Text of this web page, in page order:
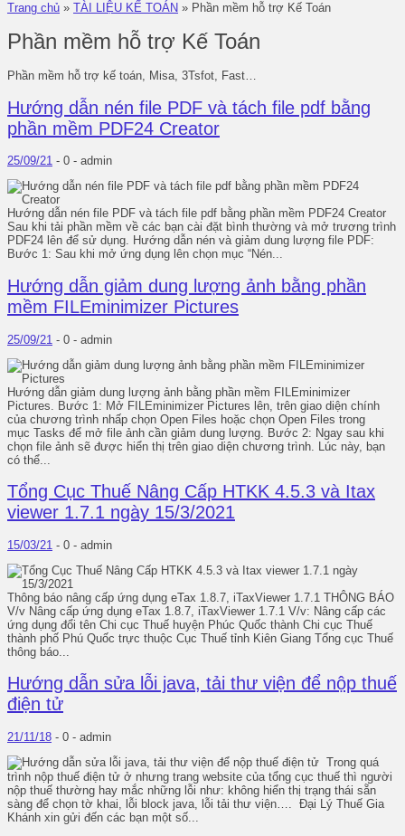
Trang chủ » TÀI LIỆU KẾ TOÁN » Phần mềm hỗ trợ Kế Toán
Phần mềm hỗ trợ Kế Toán
Phần mềm hỗ trợ kế toán, Misa, 3Tsfot, Fast…
Hướng dẫn nén file PDF và tách file pdf bằng
phần mềm PDF24 Creator
25/09/21 - 0 - admin
Hướng dẫn nén file PDF và tách file pdf bằng phần mềm PDF24 Creator
Sau khi tải phần mềm về các bạn cài đặt bình thường và mở trương trình
PDF24 lên để sử dụng. Hướng dẫn nén và giảm dung lượng file PDF:
Bước 1: Sau khi mở ứng dụng lên chọn mục “Nén...
Hướng dẫn giảm dung lượng ảnh bằng phần
mềm FILEminimizer Pictures
25/09/21 - 0 - admin
Hướng dẫn giảm dung lượng ảnh bằng phần mềm FILEminimizer
Pictures. Bước 1: Mở FILEminimizer Pictures lên, trên giao diện chính
của chương trình nhấp chọn Open Files hoặc chọn Open Files trong
mục Tasks để mở file ảnh cần giảm dung lượng. Bước 2: Ngay sau khi
chọn file ảnh sẽ được hiển thị trên giao diện chương trình. Lúc này, bạn
có thể...
Tổng Cục Thuế Nâng Cấp HTKK 4.5.3 và Itax
viewer 1.7.1 ngày 15/3/2021
15/03/21 - 0 - admin
Thông báo nâng cấp ứng dụng eTax 1.8.7, iTaxViewer 1.7.1 THÔNG BÁO
V/v Nâng cấp ứng dụng eTax 1.8.7, iTaxViewer 1.7.1 V/v: Nâng cấp các
ứng dụng đổi tên Chi cục Thuế huyện Phúc Quốc thành Chi cục Thuế
thành phố Phú Quốc trực thuộc Cục Thuế tỉnh Kiên Giang Tổng cục Thuế
thông báo...
Hướng dẫn sửa lỗi java, tải thư viện để nộp thuế
điện tử
21/11/18 - 0 - admin
Trong quá
trình nộp thuế điện tử ở nhưng trang website của tổng cục thuế thì người
nộp thuế thường hay mắc những lỗi như: không hiển thị trạng thái sẵn
sàng để chọn tờ khai, lỗi block java, lỗi tải thư viện…. Đại Lý Thuế Gia
Khánh xin gửi đến các bạn một số...